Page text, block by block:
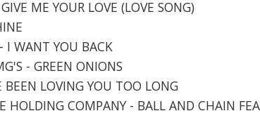
ME YOUR LOVE (LOVE SONG)
I WANT YOU BACK
- GREEN ONIONS
LOVING YOU TOO LONG
COMPANY - BALL AND CHAIN